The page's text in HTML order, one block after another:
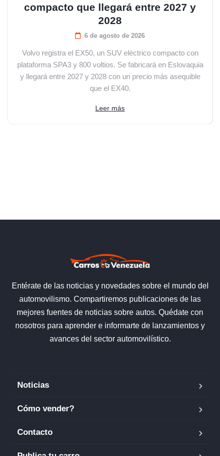
compacto que llegará entre 2027 y
2028
6 de agosto de 2026
Volvo registra el EX50, un SUV eléctrico compacto con
plataforma SPA3 y 800 voltios. Se fabricará en Eslovaquia
y llegará entre 2027 y 2028 con un precio más asequible
que el EX40.
Leer más
Entérate de las noticias y novedades sobre el mundo del
automovilismo. Compartiremos publicaciones de las
mejores fuentes de noticias sobre autos. Quédate con
nosotros para aprender e informarte de lanzamientos y
avances del sector automovilístico.
Noticias
Cómo vender?
Contacto